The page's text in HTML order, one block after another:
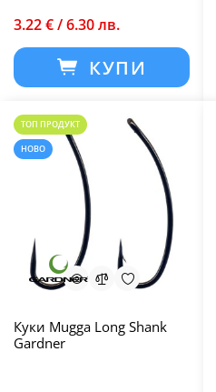
3.22 € / 6.30 лв.
КУПИ
ТОП ПРОДУКТ
НОВО
Куки Mugga Long Shank
Gardner